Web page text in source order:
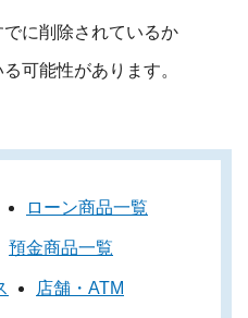
に削除されているか
可能性があります。
ローン商品一覧
預金商品一覧
店舗・ATM